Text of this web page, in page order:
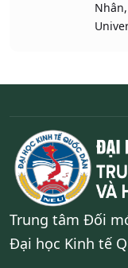
Trung tâm Đối
Đại học Kinh tế